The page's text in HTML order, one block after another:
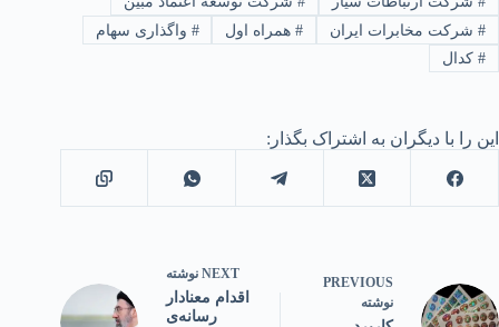
#شرکت مخابرات ایران #همراه اول # واگذاری سهام
#کدال
این را با دیگران به اشتراک بگذار:
PREVIOUS
نوشته
NEXT نوشته
اقدام معنادار
رسانه‌ی